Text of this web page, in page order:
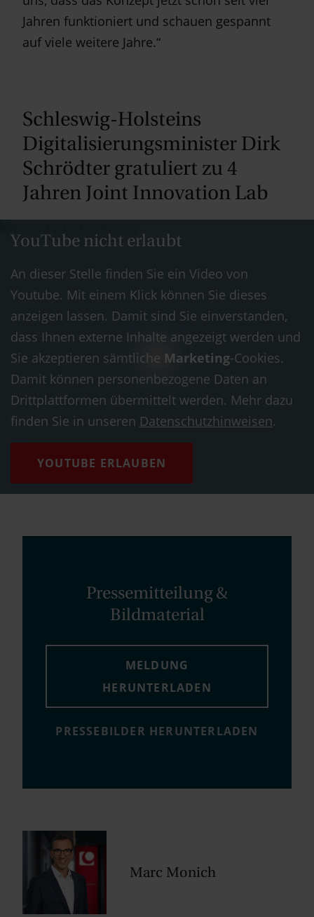
Jahren funktioniert und schauen gespannt
auf viele weitere Jahre.“
Schleswig-Holsteins
Digitalisierungs­mi­nis­ter Dirk
Schrödter gratuliert zu 4
Jahren Joint Innovation Lab
YouTube nicht erlaubt
An dieser Stelle finden Sie ein Video von
Youtube. Mit einem Klick können Sie dieses
anzeigen lassen. Damit sind Sie einverstanden,
dass Ihnen externe Inhalte angezeigt werden und
Sie akzeptieren sämtliche Marketing-Cookies.
Damit können personenbezogene Daten an
Drittplattformen übermittelt werden. Mehr dazu
finden Sie in unseren Datenschutzhinweisen.
YOUTUBE ERLAUBEN
Pressemitteilung &
Bildmaterial
MELDUNG
HERUNTERLADEN
PRESSEBILDER HERUNTERLADEN
Marc Monich